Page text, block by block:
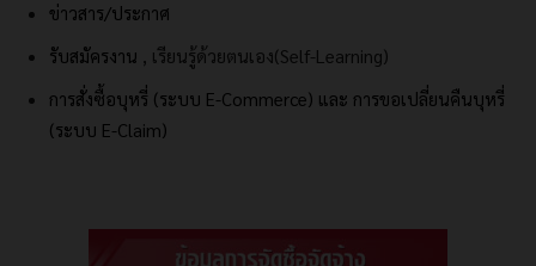
ข่าวสาร/ประกาศ
รับสมัครงาน , เรียนรู้ด้วยตนเอง(Self-Learning)
การสั่งซื้อบุหรี่ (ระบบ E-Commerce) และ การขอเปลี่ยนคืนบุหรี่
(ระบบ E-Claim)